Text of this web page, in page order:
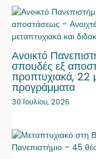
Ανοικτό
σπουδές εξ
προπτυχιακά, 22
προγράμματα
30 Ιουλίου, 2026